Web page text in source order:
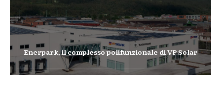
Enerpark, il complesso polifunzionale di VP Solar